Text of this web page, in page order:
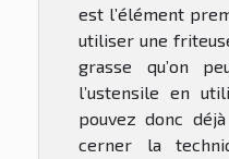
est l’élément
utiliser une
grasse qu’on
l’ustensile en
pouvez donc
cerner la